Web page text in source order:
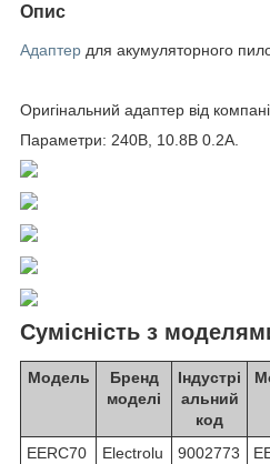
Опис
Адаптер для акумуляторного
Оригінальний адаптер від
Параметри: 240В, 10.8В 0.2A.
Сумісність з
Модель
Бренд
моделі
Індустрі
альний
код
EERC70
Electrolu
9002773